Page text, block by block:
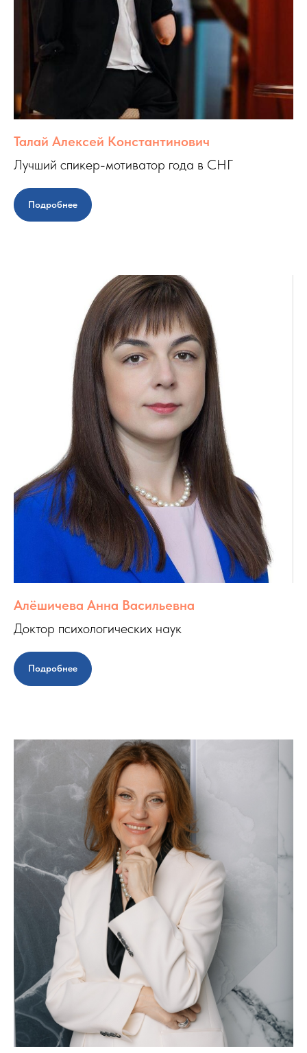
Талай Алексей Константинович
Лучший спикер-мотиватор года в СНГ
Подробнее
Алёшичева Анна Васильевна
Доктор психологических наук
Подробнее